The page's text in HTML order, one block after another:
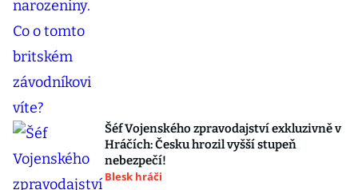
Šéf Vojenského zpravodajství exkluzivně v
Hráčích: Česku hrozil vyšší stupeň
nebezpečí!
Blesk hráči